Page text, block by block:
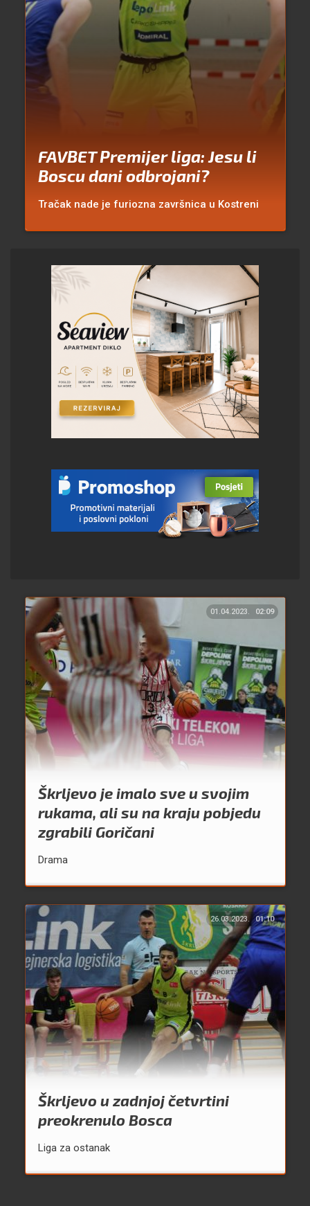
FAVBET Premijer liga: Jesu li
Boscu dani odbrojani?
Tračak nade je furiozna završnica u Kostreni
01.04.2023. 02:09
Škrljevo je imalo sve u svojim
rukama, ali su na kraju pobjedu
zgrabili Goričani
Drama
26.03.2023. 01:10
Škrljevo u zadnjoj četvrtini
preokrenulo Bosca
Liga za ostanak